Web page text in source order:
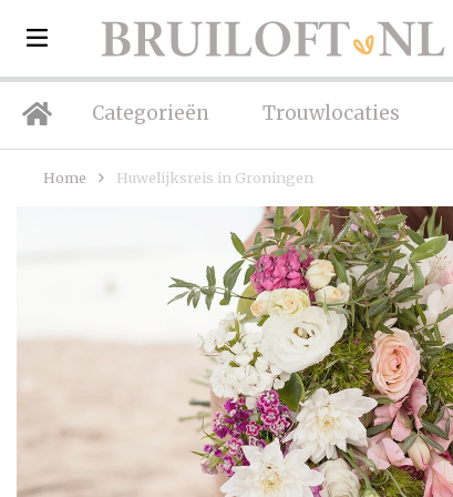
Categorieën Trouwlocaties
Home Huwelijksreis in Groningen